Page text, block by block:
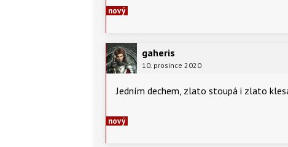
nový
gaheris
10. prosince 2020
Jedním dechem, zlato stoupá i zlato
nový